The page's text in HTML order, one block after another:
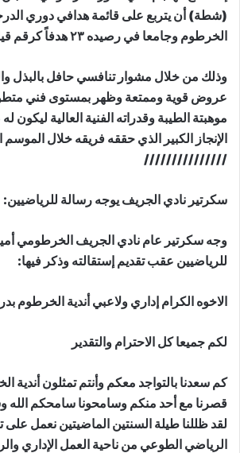
(شطة) أن يتربع على قائمة هدافي دوري
الخرطوم وجامعا في رصيده ٢٣ هدفاً كرقم قياسي.
وذلك من خلال مشوار تنافسي حافل بالبذل
عروض قوية وممتعة وظهر بمستوى فني
موهبتة الطيبة وقدراته الفنية العالية
الإنجاز الكبير الذي حققه فريقه خلال
///////////////
سكرتير نادي الجريف يوجه رسالة للرياضيين:
وجه سكرتير عام نادي الجريف الخرطومي
للرياضيين عقب تقديم إستقالته وذكر فيها:
الاخوه الكرام إداري ولاعبي أندية الخرطوم
لكم جميعا كل الاحترام والتقدير
كم سعدنا بالتواجد معكم وأنتم تمثلون أندية
قصرنا مع أحد منكم وسامحونا سامحكم
لقد ظللنا طيلة السنتين الماضيتين نعمل
الرياضي الطوعي من ناحية العمل الإداري